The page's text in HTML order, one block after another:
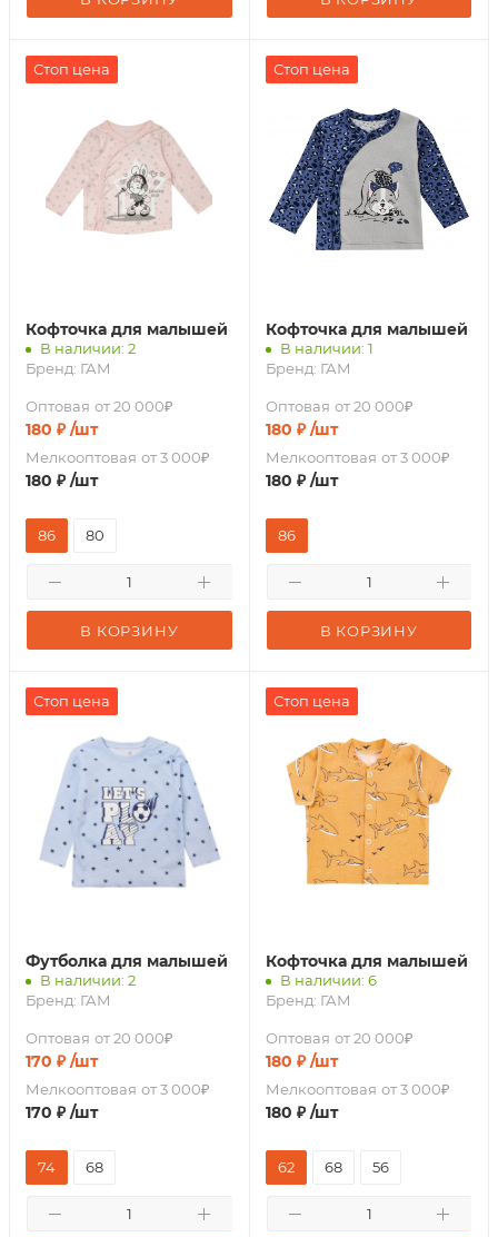
Стоп цена
Кофточка для малышей
В наличии: 2
Бренд: ГАМ
Оптовая от 20 000₽
180 ₽ /шт
Мелкооптовая от 3 000₽
180 ₽ /шт
В КОРЗИНУ
86 80
Стоп цена
Кофточка для малышей
В наличии: 1
Бренд: ГАМ
Оптовая от 20 000₽
180 ₽ /шт
Мелкооптовая от 3 000₽
180 ₽ /шт
В КОРЗИНУ
86
Стоп цена
Футболка для малышей
В наличии: 2
Бренд: ГАМ
Оптовая от 20 000₽
170 ₽ /шт
Мелкооптовая от 3 000₽
170 ₽ /шт
74 68
Стоп цена
Кофточка для малышей
В наличии: 6
Бренд: ГАМ
Оптовая от 20 000₽
180 ₽ /шт
Мелкооптовая от 3 000₽
180 ₽ /шт
62 68 56